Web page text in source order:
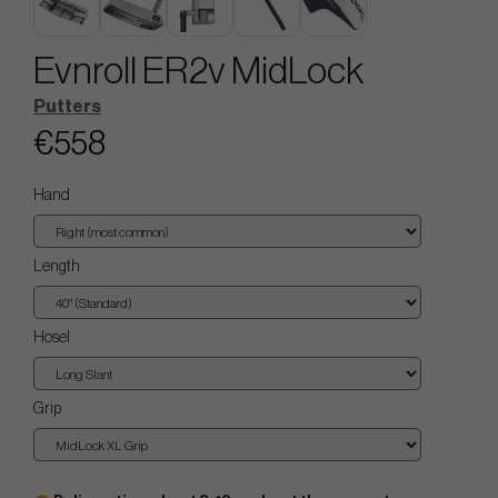
Evnroll ER2v MidLock
Putters
€558
Hand
Length
Hosel
Grip